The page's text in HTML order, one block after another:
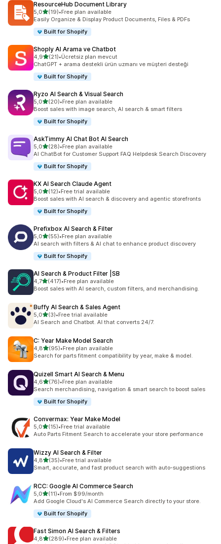
ResourceHub Document Library
5,05 yıldız üzerinden
(19)
toplam 19 değerlendirme
•Free plan available
Easily Organize & Display Product Documents, Files & PDFs
Built for Shopify
Shoply AI Arama ve Chatbot
4,95 yıldız üzerinden
(21)
toplam 21 değerlendirme
•Ücretsiz plan mevcut
ChatGPT + arama destekli ürün uzmanı ve müşteri desteği
Built for Shopify
Ryzo AI Search & Visual Search
5,05 yıldız üzerinden
(20)
toplam 20 değerlendirme
•Free plan available
Boost sales with image search, AI search & smart filters
Built for Shopify
AskTimmy AI Chat Bot AI Search
5,05 yıldız üzerinden
(28)
toplam 28 değerlendirme
•Free plan available
AI ChatBot for Customer Support FAQ Helpdesk Search Discovery
Built for Shopify
KX AI Search Claude Agent
5,05 yıldız üzerinden
(12)
toplam 12 değerlendirme
•Free trial available
Boost sales with AI search & discovery and agentic storefronts
Built for Shopify
Prefixbox AI Search & Filter
5,05 yıldız üzerinden
(55)
toplam 55 değerlendirme
•Free plan available
AI search with filters & AI chat to enhance product discovery
Built for Shopify
AI Search & Product Filter |SB
4,75 yıldız üzerinden
(417)
toplam 417 değerlendirme
•Free plan available
Boost sales with AI search, custom filters, and merchandising.
Buffy AI Search & Sales Agent
5,05 yıldız üzerinden
(3)
toplam 3 değerlendirme
•Free trial available
AI Search and Chatbot. AI that converts 24/7.
C: Year Make Model Search
4,85 yıldız üzerinden
(95)
toplam 95 değerlendirme
•Free plan available
Search for parts fitment compatibility by year, make & model.
Quizell Smart AI Search & Menu
4,65 yıldız üzerinden
(76)
toplam 76 değerlendirme
•Free plan available
Search merchandising, navigation & smart search to boost sales
Built for Shopify
Convermax: Year Make Model
5,05 yıldız üzerinden
(15)
toplam 15 değerlendirme
•Free trial available
Auto Parts Fitment Search to accelerate your store performance
Wizzy AI Search & Filter
4,85 yıldız üzerinden
(35)
toplam 35 değerlendirme
•Free trial available
Smart, accurate, and fast product search with auto-suggestions
RCC: Google AI Commerce Search
5,05 yıldız üzerinden
(11)
toplam 11 değerlendirme
•From $99/month
Add Google Cloud's AI Commerce Search directly to your store.
Built for Shopify
Fast Simon AI Search & Filters
4,85 yıldız üzerinden
(289)
toplam 289 değerlendirme
•Free plan available